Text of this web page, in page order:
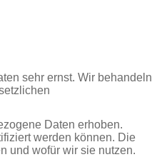
sehr ernst. Wir behandeln
Daten erhoben.
werden können. Die
und wofür wir sie nutzen.